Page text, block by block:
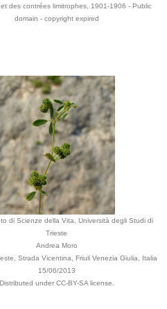
des contrées limitrophes, 1901-1906 - Public
domain - copyright expired
di Scienze della Vita, Università degli Studi di
Trieste
Andrea Moro
Strada Vicentina, Friuli Venezia Giulia, Italia
15/06/2013
Distributed under CC-BY-SA license.